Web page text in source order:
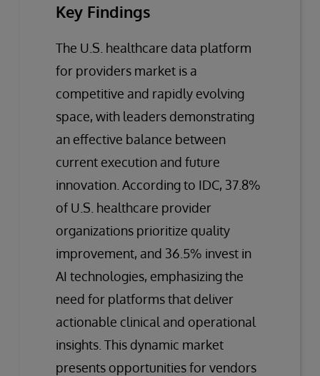
Key Findings
The U.S. healthcare data platform
for providers market is a
competitive and rapidly evolving
space, with leaders demonstrating
an effective balance between
current execution and future
innovation. According to IDC, 37.8%
of U.S. healthcare provider
organizations prioritize quality
improvement, and 36.5% invest in
AI technologies, emphasizing the
need for platforms that deliver
actionable clinical and operational
insights. This dynamic market
presents opportunities for vendors